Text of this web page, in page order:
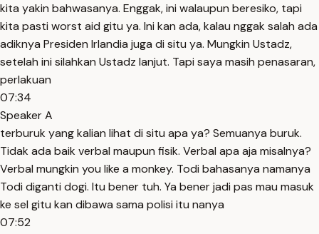
kita yakin bahwasanya. Enggak, ini walaupun beresiko, tapi
kita pasti worst aid gitu ya. Ini kan ada, kalau nggak salah ada
adiknya Presiden Irlandia juga di situ ya. Mungkin Ustadz,
setelah ini silahkan Ustadz lanjut. Tapi saya masih penasaran,
perlakuan
07:34
Speaker A
terburuk yang kalian lihat di situ apa ya? Semuanya buruk.
Tidak ada baik verbal maupun fisik. Verbal apa aja misalnya?
Verbal mungkin you like a monkey. Todi bahasanya namanya
Todi diganti dogi. Itu bener tuh. Ya bener jadi pas mau masuk
ke sel gitu kan dibawa sama polisi itu nanya
07:52